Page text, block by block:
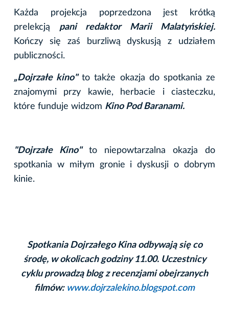
Każda projekcja poprzedzona jest krótką
prelekcją pani redaktor Marii Malatyńskiej.
Kończy się zaś burzliwą dyskusją z udziałem
publiczności.
„Dojrzałe kino"to także okazja do spotkania ze
znajomymi przy kawie, herbacie i ciasteczku,
które funduje widzom Kino Pod Baranami.
"Dojrzałe Kino"to niepowtarzalna okazja do
spotkania w miłym gronie i dyskusji o dobrym
kinie.
Spotkania Dojrzałego Kina odbywają się co
środę, w okolicach godziny 11.00. Uczestnicy
cyklu prowadzą blog z recenzjami obejrzanych
filmów: www.dojrzalekino.blogspot.com